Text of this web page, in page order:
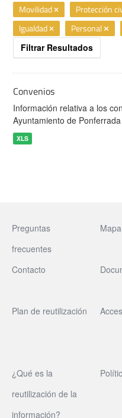
Movilidad
Protección
Igualdad
Personal
Filtrar Resultados
Convenios
Información relativa a los
Ayuntamiento de
XLS
Preguntas
frecuentes
Contacto
Plan de reutilización
¿Qué es la
reutilización de la
información?